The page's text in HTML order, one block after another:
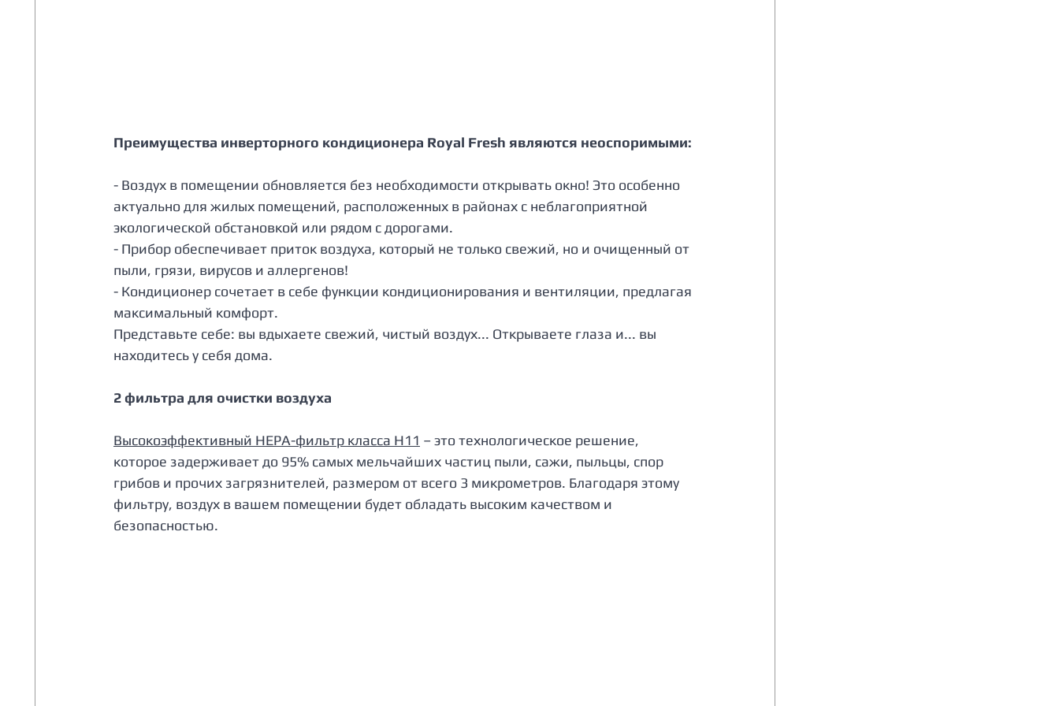
Преимущества инверторного кондиционера Royal Fresh являются неоспоримыми:
- Воздух в помещении обновляется без необходимости открывать окно! Это особенно
актуально для жилых помещений, расположенных в районах с неблагоприятной
экологической обстановкой или рядом с дорогами.
- Прибор обеспечивает приток воздуха, который не только свежий, но и очищенный от
пыли, грязи, вирусов и аллергенов!
- Кондиционер сочетает в себе функции кондиционирования и вентиляции, предлагая
максимальный комфорт.
Представьте себе: вы вдыхаете свежий, чистый воздух... Открываете глаза и... вы
находитесь у себя дома.
2 фильтра для очистки воздуха
Высокоэффективный HEPA-фильтр класса H11 – это технологическое решение,
которое задерживает до 95% самых мельчайших частиц пыли, сажи, пыльцы, спор
грибов и прочих загрязнителей, размером от всего 3 микрометров. Благодаря этому
фильтру, воздух в вашем помещении будет обладать высоким качеством и
безопасностью.